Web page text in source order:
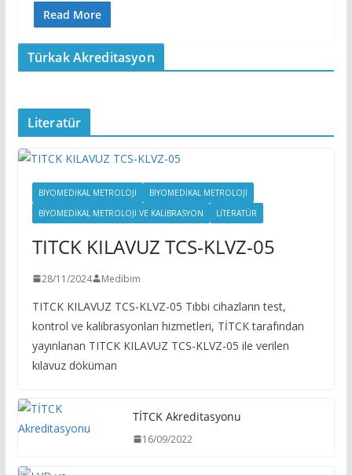
Read More
Türkak Akreditasyon
Literatür
BİYOMEDİKAL METROLOJİ
BIYOMEDIKAL METROLOJI
BIYOMEDIKAL METROLOJI VE KALIBRASYON
LITERATÜR
TITCK KILAVUZ TCS-KLVZ-05
28/11/2024 Medibim
TITCK KILAVUZ TCS-KLVZ-05 Tıbbi cihazların test,
kontrol ve kalibrasyonları hizmetleri, TİTCK tarafından
yayınlanan TITCK KILAVUZ TCS-KLVZ-05 ile verilen
kılavuz döküman
TİTCK Akreditasyonu
16/09/2022